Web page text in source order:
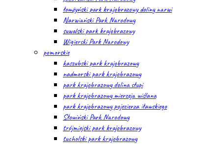
łomżyński park krajobrazowy doliny narwi
Narwiański Park Narodowy
suwalski park krajobrazowy
Wigierski Park Narodowy
pomorskie
kaszubski park krajobrazowy
nadmorski park krajobrazowy
park krajobrazowy dolina słupi
park krajobrazowy mierzeja wiślana
park krajobrazowy pojezierza iławskiego
Słowiński Park Narodowy
trójmiejski park krajobrazowy
tucholski park krajobrazowy